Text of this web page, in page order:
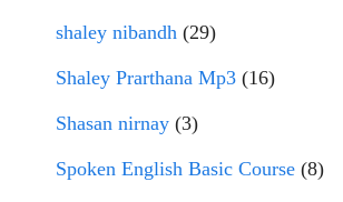
shaley nibandh (29)
Shaley Prarthana Mp3 (16)
Shasan nirnay (3)
Spoken English Basic Course (8)